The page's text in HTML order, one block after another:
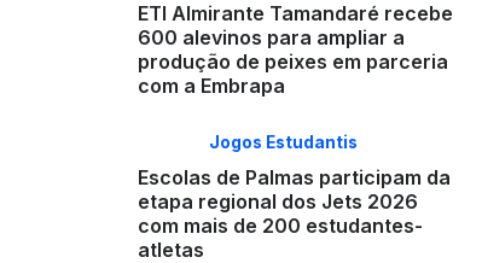
ETI Almirante Tamandaré recebe
600 alevinos para ampliar a
produção de peixes em parceria
com a Embrapa
Jogos Estudantis
Escolas de Palmas participam da
etapa regional dos Jets 2026
com mais de 200 estudantes-
atletas